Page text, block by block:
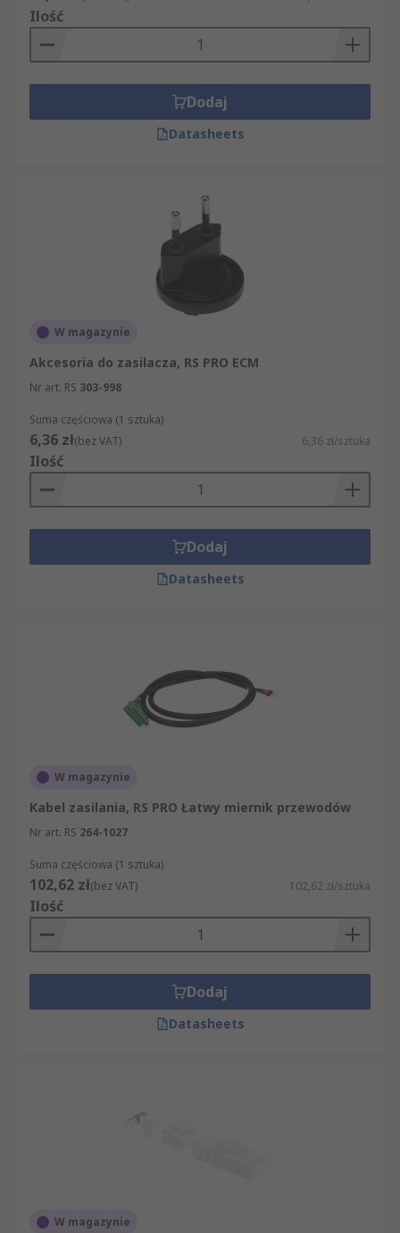
Ilość
Dodaj
Datasheets
W magazynie
Akcesoria do zasilacza, RS PRO ECM
Nr art. RS 303-998
Suma częściowa (1 sztuka)
6,36 zł(bez VAT) 6,36 zł/sztuka
Ilość
Dodaj
Datasheets
W magazynie
Kabel zasilania, RS PRO Łatwy miernik przewodów
Nr art. RS 264-1027
Suma częściowa (1 sztuka)
102,62 zł(bez VAT) 102,62 zł/sztuka
Ilość
Dodaj
Datasheets
W magazynie